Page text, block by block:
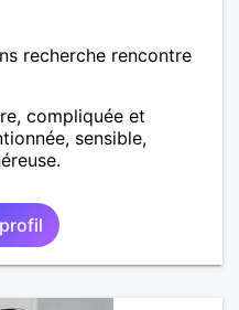
recherche rencontre
compliquée et
sensible,